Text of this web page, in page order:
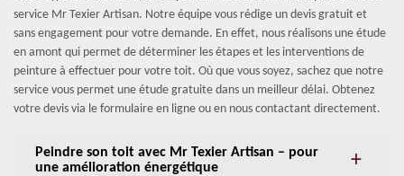
service Mr Texier Artisan. Notre équipe vous rédige un devis gratuit et
sans engagement pour votre demande. En effet, nous réalisons une étude
en amont qui permet de déterminer les étapes et les interventions de
peinture à effectuer pour votre toit. Où que vous soyez, sachez que notre
service vous permet une étude gratuite dans un meilleur délai. Obtenez
votre devis via le formulaire en ligne ou en nous contactant directement.
Peindre son toit avec Mr Texier Artisan – pour
une amélioration énergétique